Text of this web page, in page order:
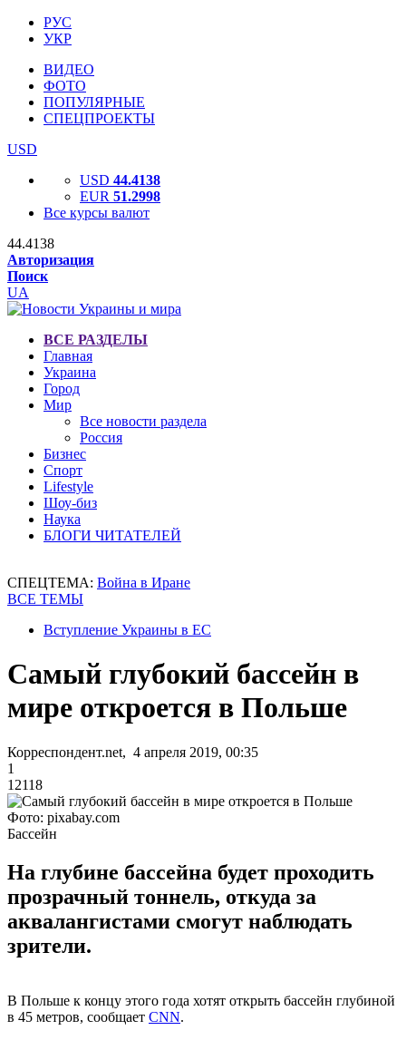
РУС
УКР
ВИДЕО
ФОТО
ПОПУЛЯРНЫЕ
СПЕЦПРОЕКТЫ
USD
USD 44.4138
EUR 51.2998
Все курсы валют
44.4138
Авторизация
Поиск
UA
ВСЕ РАЗДЕЛЫ
Главная
Украина
Город
Мир
Все новости раздела
Россия
Бизнес
Спорт
Lifestyle
Шоу-биз
Наука
БЛОГИ ЧИТАТЕЛЕЙ
СПЕЦТЕМА: Война в Иране
ВСЕ ТЕМЫ
Вступление Украины в ЕС
Самый глубокий бассейн в
мире откроется в Польше
Корреспондент.net, 4 апреля 2019, 00:35
1
12118
Фото: pixabay.com
Бассейн
На глубине бассейна будет проходить
прозрачный тоннель, откуда за
аквалангистами смогут наблюдать
зрители.
В Польше к концу этого года хотят открыть бассейн глубиной
в 45 метров, сообщает CNN.